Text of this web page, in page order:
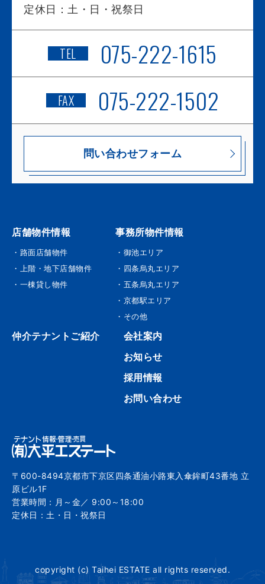
定休日： 土・日・祝祭日
TEL 075-222-1615
FAX 075-222-1502
問い合わせフォーム
店舗物件情報
・路面店舗物件
・上階・地下店舗物件
・一棟貸し物件
事務所物件情報
・御池エリア
・四条烏丸エリア
・五条烏丸エリア
・京都駅エリア
・その他
仲介テナントご紹介
会社案内
お知らせ
採用情報
お問い合わせ
〒600-8494京都市下京区四条通油小路東入傘鉾町43番地 立
原ビル1F
営業時間：月～金／ 9:00～18:00
定休日：土・日・祝祭日
copyright (c) Taihei ESTATE all rights reserved.